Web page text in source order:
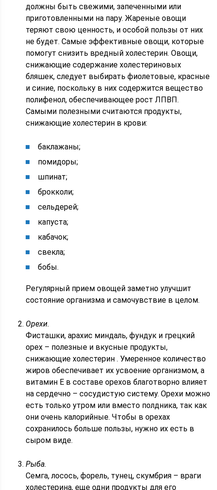
должны быть свежими, запеченными или
приготовленными на пару. Жареные овощи
теряют свою ценность, и особой пользы от них
не будет. Самые эффективные овощи, которые
помогут снизить вредный холестерин. Овощи,
снижающие содержание холестериновых
бляшек, следует выбирать фиолетовые, красные
и синие, поскольку в них содержится вещество
полифенол, обеспечивающее рост ЛПВП.
Самыми полезными считаются продукты,
снижающие холестерин в крови:
баклажаны;
помидоры;
шпинат;
брокколи;
сельдерей;
капуста;
кабачок;
свекла;
бобы.
Регулярный прием овощей заметно улучшит
состояние организма и самочувствие в целом.
Орехи.
Фисташки, арахис миндаль, фундук и грецкий
орех – полезные и вкусные продукты,
снижающие холестерин . Умеренное количество
жиров обеспечивает их усвоение организмом, а
витамин Е в составе орехов благотворно влияет
на сердечно – сосудистую систему. Орехи можно
есть только утром или вместо полдника, так как
они очень калорийные. Чтобы в орехах
сохранилось больше пользы, нужно их есть в
сыром виде.
Рыба.
Семга, лосось, форель, тунец, скумбрия – враги
холестерина, еще одни продукты для его